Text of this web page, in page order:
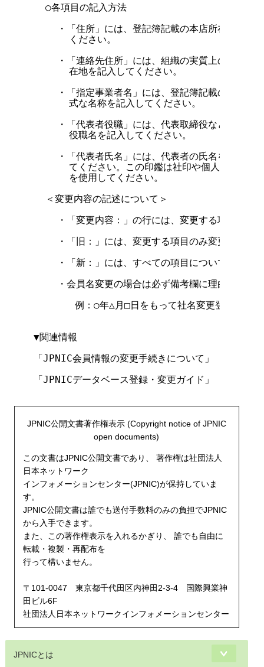
  ○各項目の記入方法
・「住所」には、登記簿記載の本店所在地など
      ください。
・「連絡先住所」には、組織の実質上の本店所
      在地を記入してください。
・「指定事業者名」には、登記簿記載の商号な
      式な名称を記入してください。
・「代表者役職」には、代表取締役など、組織
      役職名を記入してください。
・「代表者氏名」には、代表者の氏名を記入し
てください。この印鑑は社印や個人印ではな
      を使用してください。
  ＜変更内容の記述について＞
・「変更内容：」の行には、変更する項目名を
・「旧：」には、変更する項目のみ変更前の内
・「新：」には、すべての項目について新しい
・会員名変更の場合は必ず備考欄に理由を記述
例：○年△月□日をもって社名変更登記を行っ
▼関連情報
「JPNIC会員情報の変更手続きについて」
「JPNICデータベース登録・変更ガイド」
JPNIC公開文書著作権表示 (Copyright notice of JPNIC
open documents)
この文書はJPNIC公開文書であり、 著作権は社団法人
日本ネットワーク
インフォメーションセンター(JPNIC)が保持していま
す。
JPNIC公開文書は誰でも送付手数料のみの負担でJPNIC
から入手できます。
また、この著作権表示を入れるかぎり、 誰でも自由に
転載・複製・再配布を
行って構いません。
〒101-0047 東京都千代田区内神田2-3-4 国際興業神
田ビル6F
社団法人日本ネットワークインフォメーションセンター
JPNICとは